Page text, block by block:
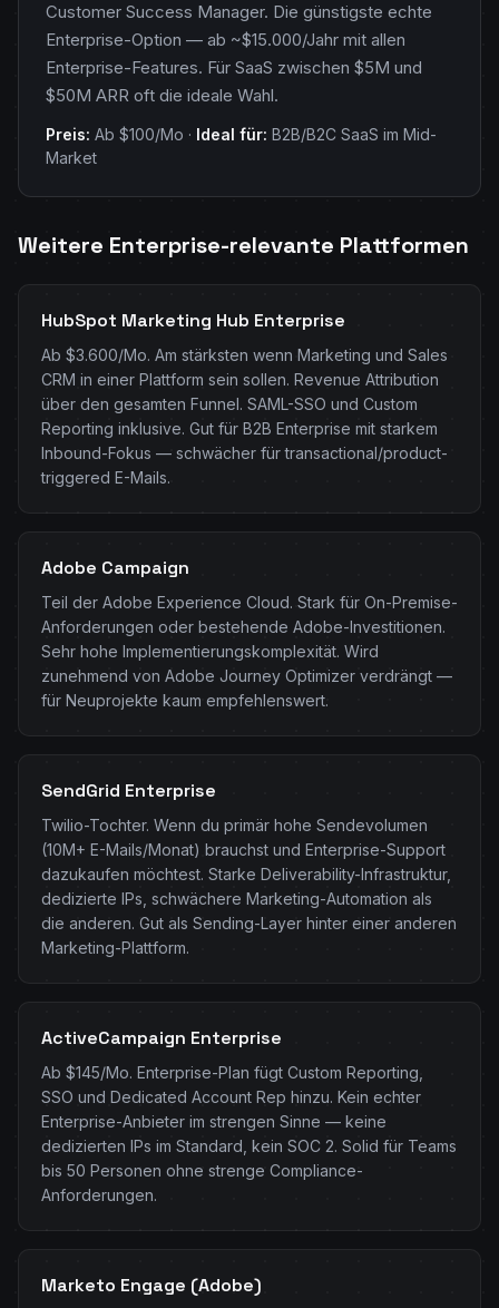
Customer Success Manager. Die günstigste echte
Enterprise-Option — ab ~$15.000/Jahr mit allen
Enterprise-Features. Für SaaS zwischen $5M und
$50M ARR oft die ideale Wahl.
Preis: Ab $100/Mo · Ideal für: B2B/B2C SaaS im Mid-
Market
Weitere Enterprise-relevante Plattformen
HubSpot Marketing Hub Enterprise
Ab $3.600/Mo. Am stärksten wenn Marketing und Sales
CRM in einer Plattform sein sollen. Revenue Attribution
über den gesamten Funnel. SAML-SSO und Custom
Reporting inklusive. Gut für B2B Enterprise mit starkem
Inbound-Fokus — schwächer für transactional/product-
triggered E-Mails.
Adobe Campaign
Teil der Adobe Experience Cloud. Stark für On-Premise-
Anforderungen oder bestehende Adobe-Investitionen.
Sehr hohe Implementierungskomplexität. Wird
zunehmend von Adobe Journey Optimizer verdrängt —
für Neuprojekte kaum empfehlenswert.
SendGrid Enterprise
Twilio-Tochter. Wenn du primär hohe Sendevolumen
(10M+ E-Mails/Monat) brauchst und Enterprise-Support
dazukaufen möchtest. Starke Deliverability-Infrastruktur,
dedizierte IPs, schwächere Marketing-Automation als
die anderen. Gut als Sending-Layer hinter einer anderen
Marketing-Plattform.
ActiveCampaign Enterprise
Ab $145/Mo. Enterprise-Plan fügt Custom Reporting,
SSO und Dedicated Account Rep hinzu. Kein echter
Enterprise-Anbieter im strengen Sinne — keine
dedizierten IPs im Standard, kein SOC 2. Solid für Teams
bis 50 Personen ohne strenge Compliance-
Anforderungen.
Marketo Engage (Adobe)